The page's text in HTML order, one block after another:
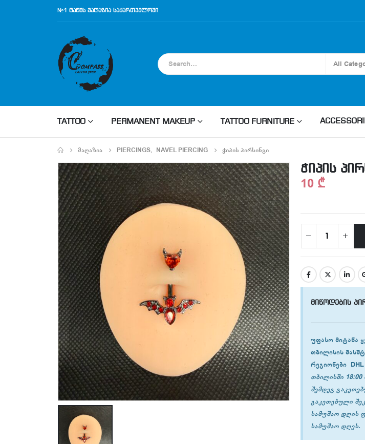
№1 ტატუს მაღაზია საქართველოში
All
TATTOO PERMANENT MAKEUP TATTOO FURNITURE
ᲛᲐᲦᲐᲖᲘᲐ PIERCINGS, NAVEL PIERCING ᲭᲘᲞᲘᲡ ᲞᲘᲠᲡᲘᲜᲒᲘ
ჭიპის
10 ₾
მიწოდების
უფასო მიტანა
თბილისის
რეგიონებიDHL
თბილისში
შემდეგ
გაკეთებული
სამუშაო დღის
სამუშაო დღეს.